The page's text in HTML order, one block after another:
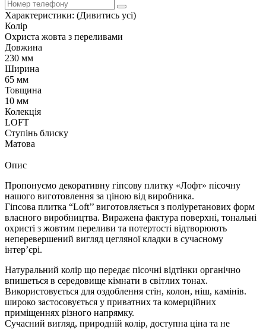
Характеристики: (Дивитись усі)
Колір
Охриста жовта з переливами
Довжина
230 мм
Ширина
65 мм
Товщина
10 мм
Колекція
LOFT
Ступінь блиску
Матова
Опис
Пропонуємо декоративну гіпсову плитку «Лофт» пісочну
нашого виготовлення за ціною від виробника.
Гіпсова плитка “Loft’’ виготовляється з поліуретанових форм
власного виробництва. Виражена фактура поверхні, тональні
охристі з жовтим переливи та потертості відтворюють
неперевершений вигляд цегляної кладки в сучасному
інтер’єрі.
Натуральний колір що передає пісочні відтінки органічно
впишеться в середовище кімнати в світлих тонах.
Використовується для оздоблення стін, колон, ніш, камінів.
широко застосовується у приватних та комерційних
приміщеннях різного напрямку.
Сучасний вигляд, природній колір, доступна ціна та не